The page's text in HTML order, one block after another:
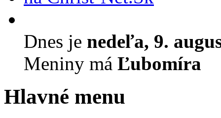
Dnes je nedeľa, 9.
Meniny má Ľubomíra
Hlavné menu